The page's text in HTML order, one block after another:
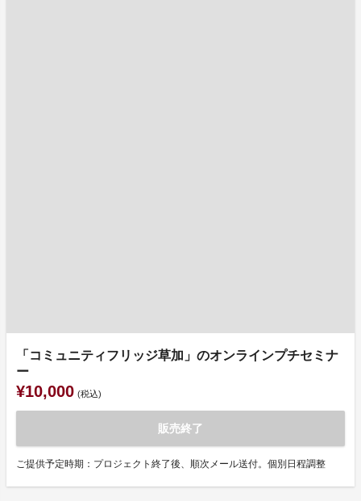
「コミュニティフリッジ草加」のオンラインプチセミナ
ー
¥10,000 (税込)
販売終了
ご提供予定時期：プロジェクト終了後、順次メール送付。個別日程調整